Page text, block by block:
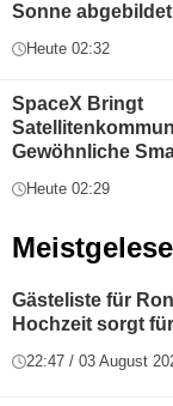
Sonne abgebildet
Heute 02:32
SpaceX Bringt
Gewöhnliche
Heute 02:29
Gästeliste für
Hochzeit sorgt
22:47 / 03 August